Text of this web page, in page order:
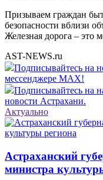
Призываем граждан
безопасности вблизи
Железная дорога – это
AST-NEWS.ru
Подписывайтесь на
мессенджере MAX!
Подписывайтесь на
новости Астрахани.
Актуально
Астраханский
министра